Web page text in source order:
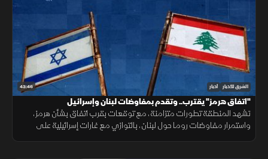
43:46 الشرق للأخبار أخبار
"اتفاق هرمز" يقترب.. وتقدم بمفاوضات لبنان وإسرائيل
تشهد المنطقة تطورات متزامنة، مع توقعات بقرب اتفاق بشأن هرمز،
واستمرار مفاوضات روما حول لبنان، بالتوازي مع غارات إسرائيلية على